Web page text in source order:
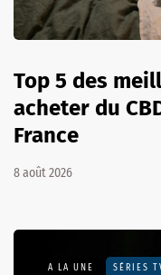
Top 5 des
acheter du
France
8 août 2026
A LA UNE SÉRIES